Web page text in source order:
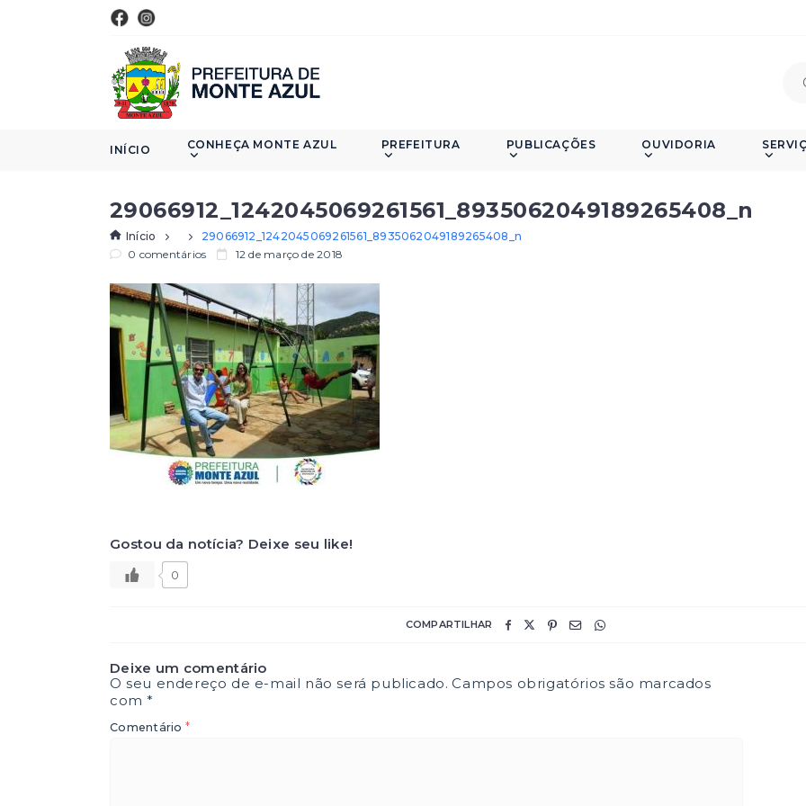
INÍCIO CONHEÇA MONTE AZUL PREFEITURA PUBLICAÇÕES OUVIDORIA
29066912_1242045069261561_8935062049189265408_n
Início
29066912_1242045069261561_8935062049189265408_n
0 comentários
12 de março de 2018
Gostou da notícia? Deixe seu like!
0
COMPARTILHAR
Deixe um comentário
O seu endereço de e-mail não será publicado. Campos obrigatórios são marcados
com*
Comentário *